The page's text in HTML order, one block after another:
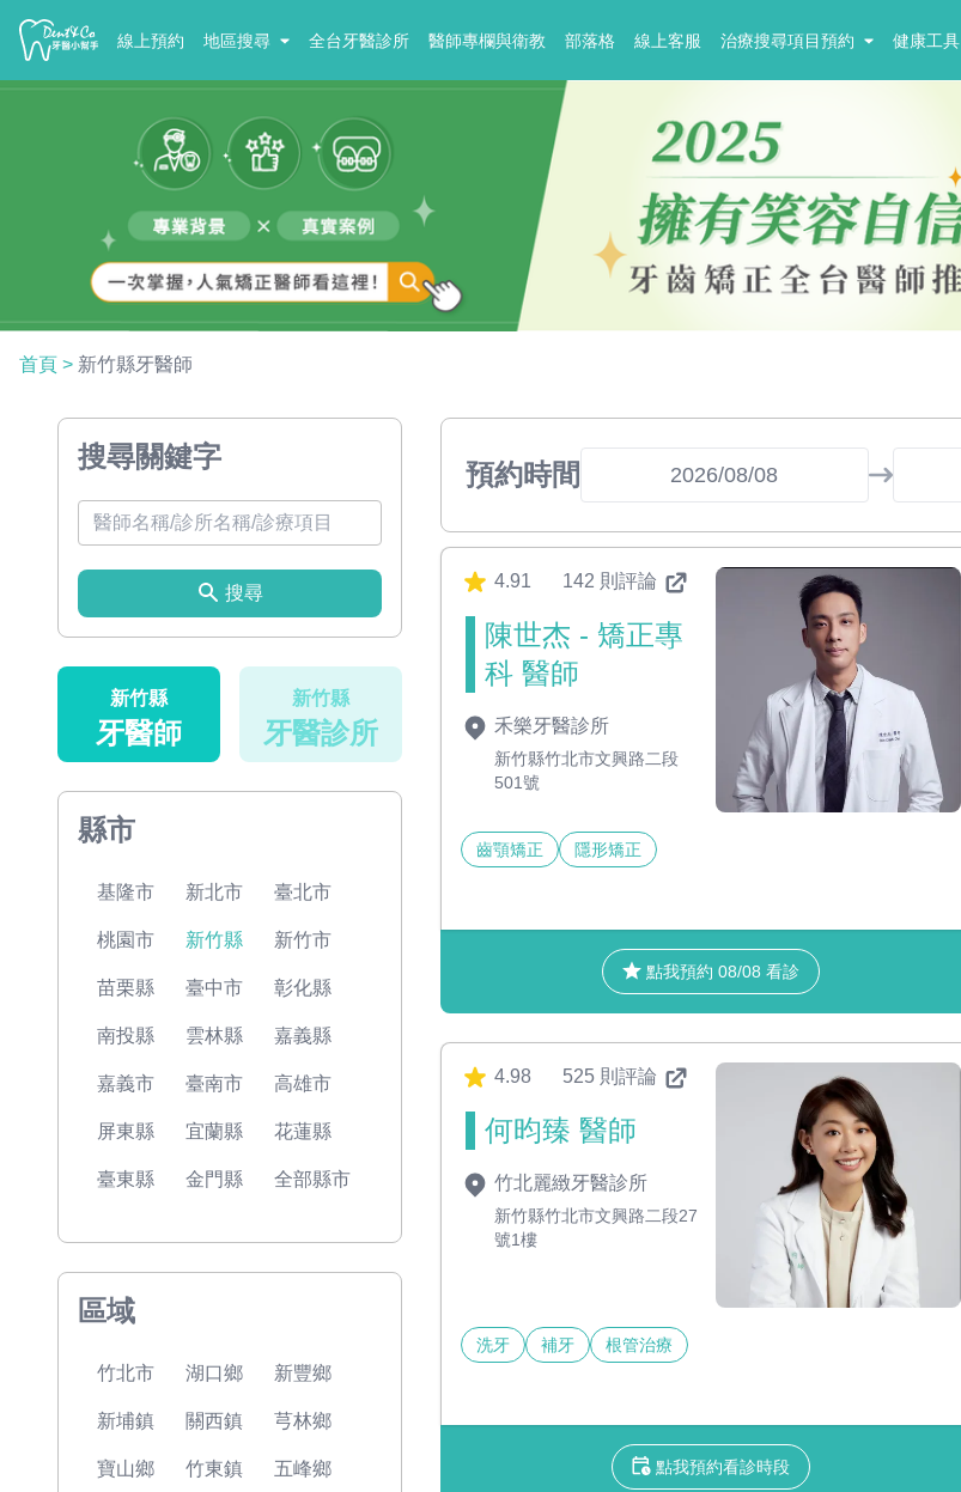
線上預約 地區搜尋 全台牙醫診所 醫師專欄與衛教 部落格 線上客服 治療搜尋項目預約 健康工具
首頁 > 新竹縣牙醫師
搜尋關鍵字
搜尋
新竹縣
牙醫師
新竹縣
牙醫診所
縣市
基隆市 新北市 臺北市
桃園市 新竹縣 新竹市
苗栗縣 臺中市 彰化縣
南投縣 雲林縣 嘉義縣
嘉義市 臺南市 高雄市
屏東縣 宜蘭縣 花蓮縣
臺東縣 金門縣 全部縣市
區域
竹北市 湖口鄉 新豐鄉
新埔鎮 關西鎮 芎林鄉
寶山鄉 竹東鎮 五峰鄉
預約時間
4.91 142 則評論
陳世杰 - 矯正專
科 醫師
禾樂牙醫診所
新竹縣竹北市文興路二段
501號
齒顎矯正 隱形矯正
點我預約 08/08 看診
4.98 525 則評論
何昀臻 醫師
竹北麗緻牙醫診所
新竹縣竹北市文興路二段27
號1樓
洗牙 補牙 根管治療
點我預約看診時段